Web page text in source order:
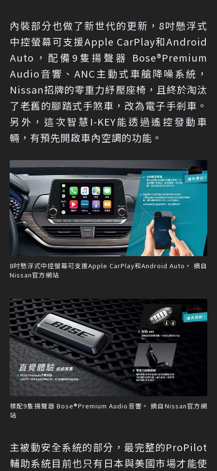
內裝部分也做了新世代的更新，8吋懸浮式
中控螢幕可支援Apple CarPlay和Android
Auto，配備9隻揚聲器 Bose®Premium
Audio音響、ANC主動式車艙降噪系統，
Nissan招牌的零重力紓壓座椅，且終於淘汰
了老舊的腳踏式手煞車，改為電子手剎車。
另外，這次智慧I-KEY能透過遙控發動車
輛，有預先開啟車內空調的功能。
8吋懸浮式中控螢幕可支援Apple CarPlay和Android Auto。 摘自
Nissan官方網站
標配9隻揚聲器 Bose®Premium Audio音響。 摘自Nissan官方網
站
主被動安全系統的部分，最完整的ProPilot
輔助系統目前也只有日本與美國市場才能使